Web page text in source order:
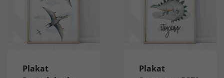
Plakat
Plakat
Marketing
Udostępniając
swoje
zachowania